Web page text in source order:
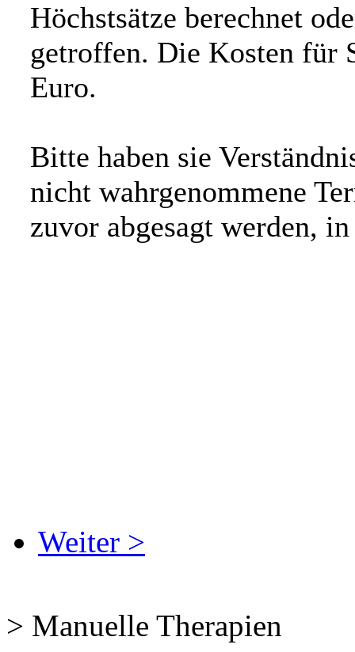
Höchstsätze berechnet
getroffen. Die Kosten für
Euro.
Bitte haben sie
nicht wahrgenommene
zuvor abgesagt werden,
Weiter >
> Manuelle Therapien